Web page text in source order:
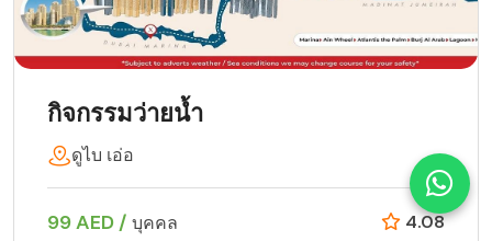
กิจกรรมว่ายน้ำ
ดูไบ เอ่อ
99 AED / บุคคล 4.08